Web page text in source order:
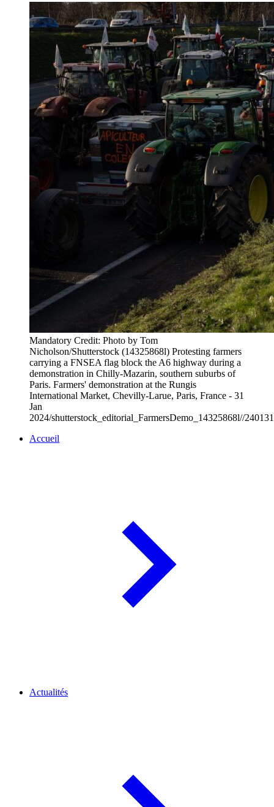
Mandatory Credit: Photo by Tom
Nicholson/Shutterstock (14325868l) Protesting farmers
carrying a FNSEA flag block the A6 highway during a
demonstration in Chilly-Mazarin, southern suburbs of
Paris. Farmers' demonstration at the Rungis
International Market, Chevilly-Larue, Paris, France - 31
Jan
2024/shutterstock_editorial_FarmersDemo_14325868l//
Accueil
Actualités